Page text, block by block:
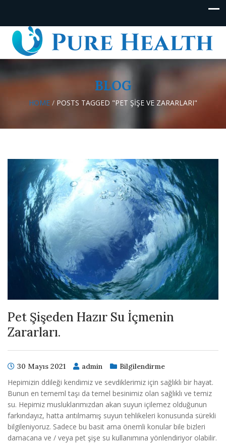
BLOG
HOME / POSTS TAGGED "PET ŞIŞE VE ZARARLARI"
Pet Şişeden Hazır Su İçmenin
Zararları.
30 Mayıs 2021 admin Bilgilendirme
Hepimizin ddileği kendimiz ve sevdiklerimiz için sağlıklı bir hayat.
Bunun en tememl taşı da temel besinimiz olan sağlıklı ve temiz
su. Hepimiz musluklarımızdan akan suyun içilemez olduğunun
farkındayız, hatta arıtılmamış suyun tehlikeleri konusunda sürekli
bilgileniyoruz. Sadece bu basit ama önemli konular bile bizleri
damacana ve / veya pet şişe su kullanımına yönlendiriyor olabilir.